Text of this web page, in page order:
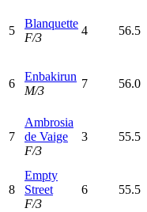
5
Blanquette
F/3
4 56.5
6
Enbakirun
M/3
7 56.0
7
Ambrosia
de Vaige
F/3
3 55.5
8
Empty
Street
F/3
6 55.5